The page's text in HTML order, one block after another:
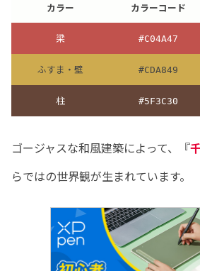
カラー カラーコード
梁 #C04A47
ふすま・壁 #CDA849
柱 #5F3C30
ゴージャスな和風建築によって、『
らではの世界観が生まれています。